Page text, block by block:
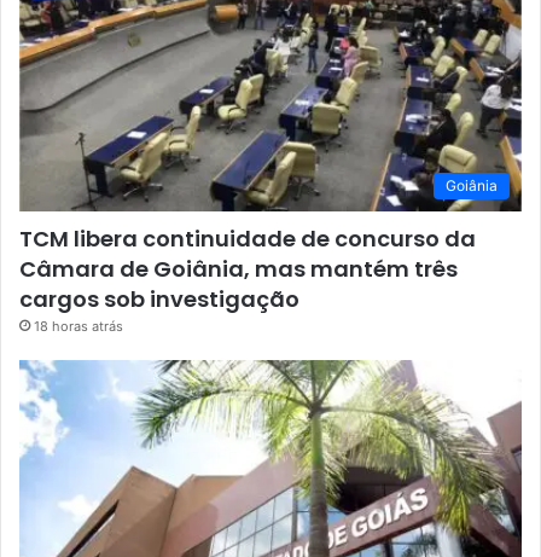
Goiânia
TCM libera continuidade de concurso da
Câmara de Goiânia, mas mantém três
cargos sob investigação
18 horas atrás